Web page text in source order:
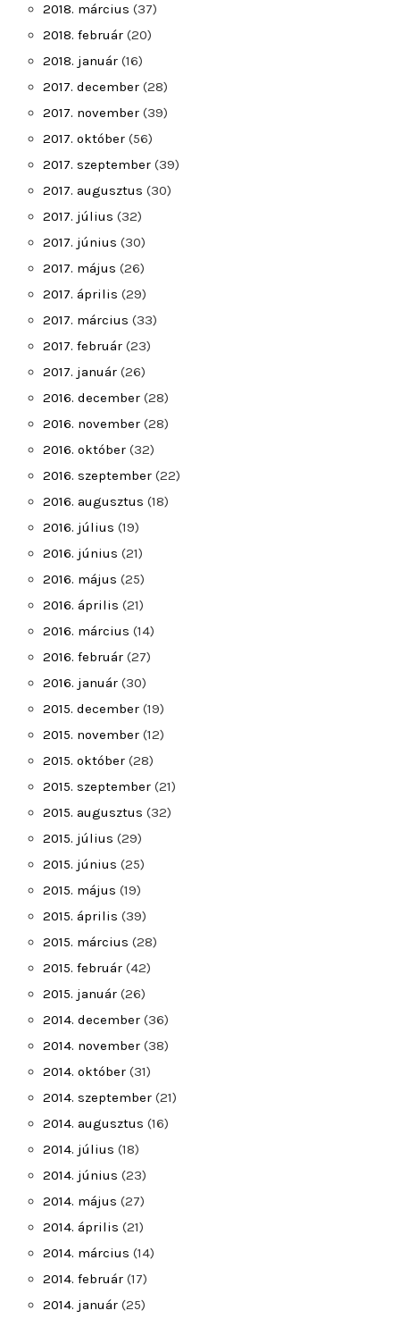
2018. március (37)
2018. február (20)
2018. január (16)
2017. december (28)
2017. november (39)
2017. október (56)
2017. szeptember (39)
2017. augusztus (30)
2017. július (32)
2017. június (30)
2017. május (26)
2017. április (29)
2017. március (33)
2017. február (23)
2017. január (26)
2016. december (28)
2016. november (28)
2016. október (32)
2016. szeptember (22)
2016. augusztus (18)
2016. július (19)
2016. június (21)
2016. május (25)
2016. április (21)
2016. március (14)
2016. február (27)
2016. január (30)
2015. december (19)
2015. november (12)
2015. október (28)
2015. szeptember (21)
2015. augusztus (32)
2015. július (29)
2015. június (25)
2015. május (19)
2015. április (39)
2015. március (28)
2015. február (42)
2015. január (26)
2014. december (36)
2014. november (38)
2014. október (31)
2014. szeptember (21)
2014. augusztus (16)
2014. július (18)
2014. június (23)
2014. május (27)
2014. április (21)
2014. március (14)
2014. február (17)
2014. január (25)